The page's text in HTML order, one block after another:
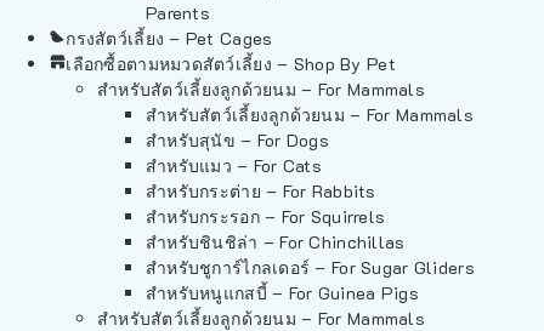
Parents
กรงสัตว์เลี้ยง – Pet Cages
เลือกซื้อตามหมวดสัตว์เลี้ยง – Shop By Pet
สำหรับสัตว์เลี้ยงลูกด้วยนม – For Mammals
สำหรับสัตว์เลี้ยงลูกด้วยนม – For Mammals
สำหรับสุนัข – For Dogs
สำหรับแมว – For Cats
สำหรับกระต่าย – For Rabbits
สำหรับกระรอก – For Squirrels
สำหรับชินชิล่า – For Chinchillas
สำหรับชูการ์ไกลเดอร์ – For Sugar Gliders
สำหรับหนูแกสบี้ – For Guinea Pigs
สำหรับสัตว์เลี้ยงลูกด้วยนม – For Mammals